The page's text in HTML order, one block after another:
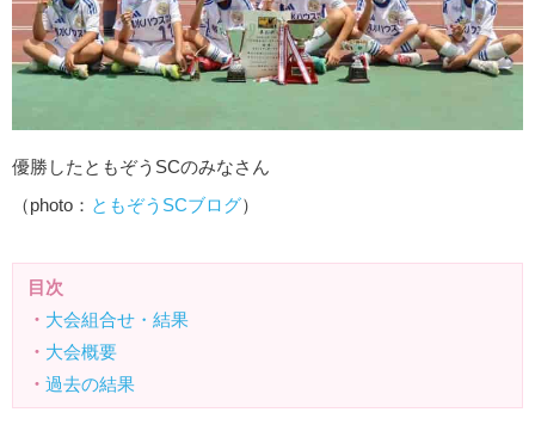
優勝したともぞうSCのみなさん
（photo： ともぞうSCブログ）
目次
・ 大会組合せ・結果
・ 大会概要
・ 過去の結果